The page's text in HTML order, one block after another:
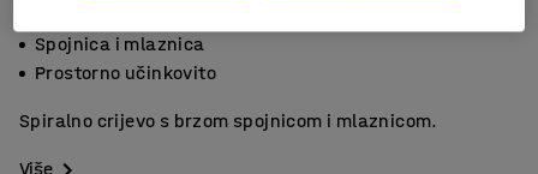
Spojnica i mlaznica
Prostorno učinkovito
Spiralno crijevo s brzom spojnicom i mlaznicom.
Više